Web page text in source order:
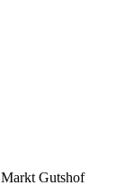
Gutshof